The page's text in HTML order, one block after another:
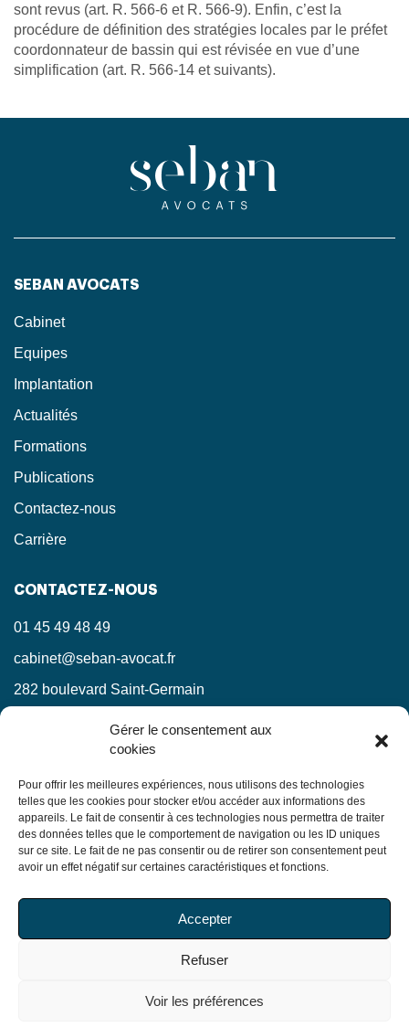
Gérer le consentement aux
cookies
Pour offrir les meilleures expériences, nous utilisons des technologies
telles que les cookies pour stocker et/ou accéder aux informations des
appareils. Le fait de consentir à ces technologies nous permettra de traiter
des données telles que le comportement de navigation ou les ID uniques
sur ce site. Le fait de ne pas consentir ou de retirer son consentement peut
avoir un effet négatif sur certaines caractéristiques et fonctions.
Accepter
Refuser
Voir les préférences
sont revus (art. R. 566-6 et R. 566-9). Enfin, c’est la
procédure de définition des stratégies locales par le préfet
coordonnateur de bassin qui est révisée en vue d’une
simplification (art. R. 566-14 et suivants).
SEBAN AVOCATS
Cabinet
Equipes
Implantation
Actualités
Formations
Publications
Contactez-nous
Carrière
CONTACTEZ-NOUS
01 45 49 48 49
cabinet@seban-avocat.fr
282 boulevard Saint-Germain
RESTEZ INFORMÉS !
Ne manquez pas nos actualités juridiques.
En soumettant ce formulaire, j’accepte que mes
informations soient utilisées exclusivement dans le cadre
de ma demande, conformément à la
© Copyright 2026 Seban Avocats. Tous droits réservés